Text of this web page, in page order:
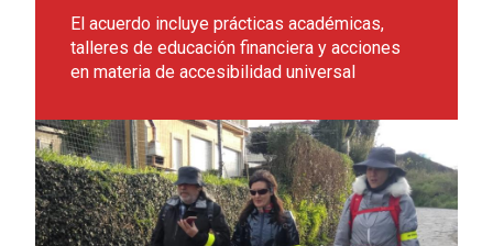
El acuerdo incluye prácticas académicas,
talleres de educación financiera y acciones
en materia de accesibilidad universal
Leer más sobre La web del Camino de Santiago